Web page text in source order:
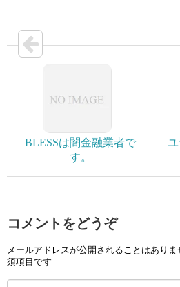
BLESSは闇金融業者で
す。
コメントをどうぞ
メールアドレスが公開されることはありま
須項目です